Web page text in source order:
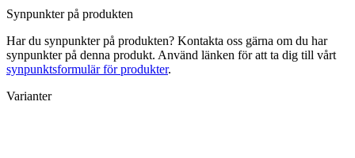
Synpunkter på produkten
Har du synpunkter på produkten? Kontakta oss gärna om du har
synpunkter på denna produkt. Använd länken för att ta dig till vårt
synpunktsformulär för produkter.
Varianter